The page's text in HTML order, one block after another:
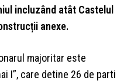
incluzând atât Castelul
anexe.
majoritar este
I”, care detine 26 de parti